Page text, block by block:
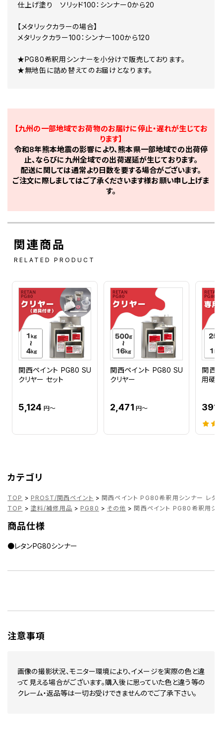
仕上げ塗り ソリッド100：シンナー0から20
【メタリックカラーの場合】
メタリックカラー100：シンナー100から120
★PG80希釈用シンナーを小分けで販売しております。
★無地缶に詰め替えてのお届けとなります。
【九州の一部地域でお荷物のお届けに停止・遅れが生じてお
ります】
令和8年熊本地震の影響により、熊本県一部地域での出荷停
止、ならびに九州全域での出荷遅延が生じております。
配送に関しては通常より日数を要する場合がございます。
ご注文に際しましてはご了承くださいます様お願い申し上げま
す。
関連商品
RELATED PRODUCT
関西ペイント PG80 SU
クリヤー セット
5,124 円～
関西ペイント PG80 SU
クリヤー
2,471 円～
関西
用硬
391
カテゴリ
TOP > PROST/関西ペイント > 関西ペイント PG80希釈用シンナー レタ
TOP > 塗料/補修用品 > PG80 > その他 > 関西ペイント PG80希釈用シ
商品仕様
●レタンPG80シンナー
注意事項
画像の撮影状況、モニター環境により、イメージを実際の色と違
って見える場合がございます。購入後に思っていた色と違う等の
クレーム・返品等は一切お受けできませんのでご了承下さい。